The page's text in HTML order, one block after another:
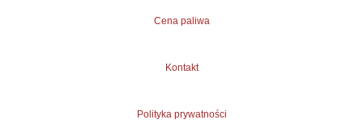
Cena paliwa
Kontakt
Polityka prywatności